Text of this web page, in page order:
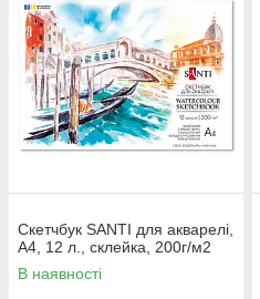
Скетчбук SANTI для акварелі,
А4, 12 л., склейка, 200г/м2
В наявності